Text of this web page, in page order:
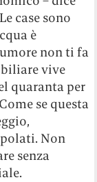
case sono
è
non ti fa
vive
quaranta per
se questa
Non
senza